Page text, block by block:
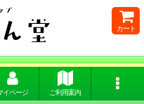
カート
イページ ご利用案内